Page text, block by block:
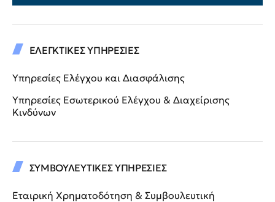
ΕΛΕΓΚΤΙΚΕΣ ΥΠΗΡΕΣΙΕΣ
Υπηρεσίες Ελέγχου και Διασφάλισης
Υπηρεσίες Εσωτερικού Ελέγχου & Διαχείρισης
Κινδύνων
ΣΥΜΒΟΥΛΕΥΤΙΚΕΣ ΥΠΗΡΕΣΙΕΣ
Εταιρική Χρηματοδότηση & Συμβουλευτική